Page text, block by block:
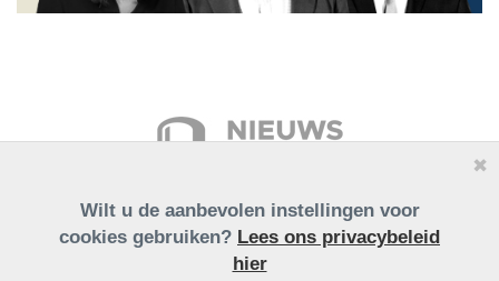
Wilt u de aanbevolen instellingen voor
cookies gebruiken? Lees ons privacybeleid
hier
✖